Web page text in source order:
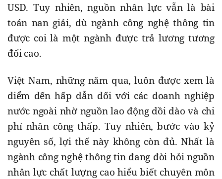
USD. Tuy nhiên, nguồn nhân lực vẫn là bài
toán nan giải, dù ngành công nghệ thông tin
được coi là một ngành được trả lương tương
đối cao.
Việt Nam, những năm qua, luôn được xem là
điểm đến hấp dẫn đối với các doanh nghiệp
nước ngoài nhờ nguồn lao động dồi dào và chi
phí nhân công thấp. Tuy nhiên, bước vào kỷ
nguyên số, lợi thế này không còn đủ. Nhất là
ngành công nghệ thông tin đang đòi hỏi nguồn
nhân lực chất lượng cao hiểu biết chuyên môn